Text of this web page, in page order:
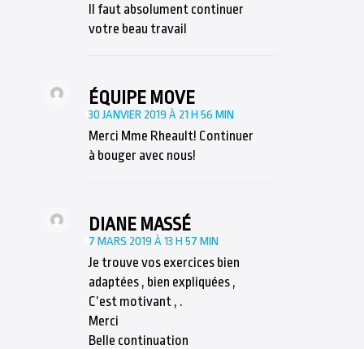
Il faut absolument continuer
votre beau travail
ÉQUIPE MOVE
30 JANVIER 2019 À 21 H 56 MIN
Merci Mme Rheault! Continuer
à bouger avec nous!
DIANE MASSÉ
7 MARS 2019 À 13 H 57 MIN
Je trouve vos exercices bien
adaptées , bien expliquées ,
C’est motivant , .
Merci
Belle continuation